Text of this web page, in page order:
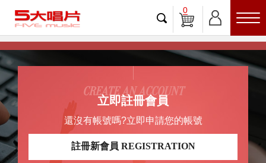
0
立即註冊會員
CREATE AN ACCOUNT
還沒有帳號嗎?立即申請您的帳號
註冊新會員 REGISTRATION